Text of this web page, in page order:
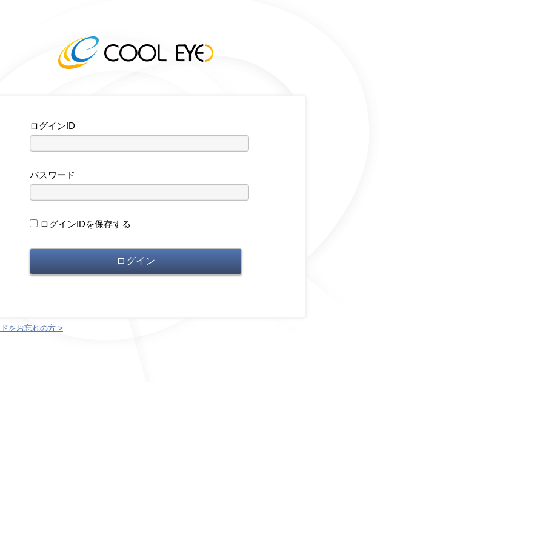
ログインID
パスワード
ログインIDを保存する
をお忘れの方 >